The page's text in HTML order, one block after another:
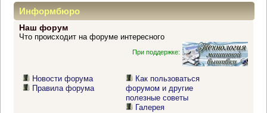
Информбюро
Наш форум
Что происходит на форуме интересного
При поддержке:
Новости форума
Правила форума
Как пользоваться
форумом и другие
полезные советы
Галерея